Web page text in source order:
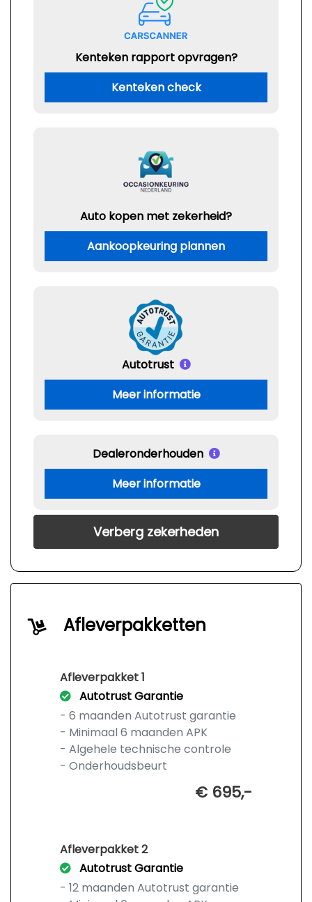
Kenteken rapport opvragen?
Kenteken check
Auto kopen met zekerheid?
Aankoopkeuring plannen
Autotrust
Meer informatie
Dealeronderhouden
Meer informatie
Verberg zekerheden
Afleverpakketten
Afleverpakket 1
Autotrust Garantie
- 6 maanden Autotrust garantie
- Minimaal 6 maanden APK
- Algehele technische controle
- Onderhoudsbeurt
€ 695,-
Afleverpakket 2
Autotrust Garantie
- 12 maanden Autotrust garantie